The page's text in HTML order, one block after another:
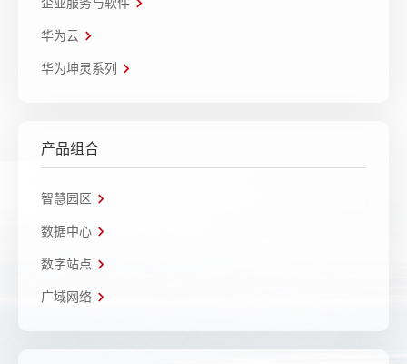
华为云
华为坤灵系列
产品组合
智慧园区
数据中心
数字站点
广域网络